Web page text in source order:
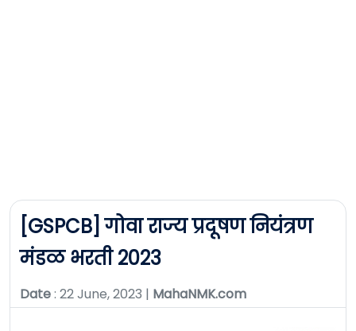
[GSPCB] गोवा राज्य प्रदूषण नियंत्रण
मंडळ भरती 2023
Date: 22 June, 2023 | MahaNMK.com